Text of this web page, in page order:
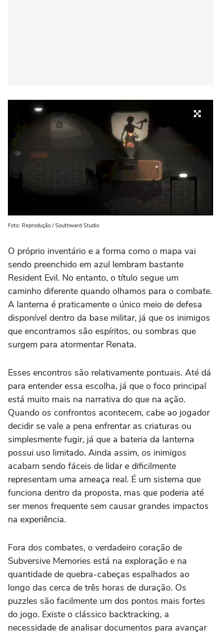
Foto: Reprodução / Southward Studio
O próprio inventário e a forma como o mapa vai
sendo preenchido em azul lembram bastante
Resident Evil. No entanto, o título segue um
caminho diferente quando olhamos para o combate.
A lanterna é praticamente o único meio de defesa
disponível dentro da base militar, já que os inimigos
que encontramos são espíritos, ou sombras que
surgem para atormentar Renata.
Esses encontros são relativamente pontuais. Até dá
para entender essa escolha, já que o foco principal
está muito mais na narrativa do que na ação.
Quando os confrontos acontecem, cabe ao jogador
decidir se vale a pena enfrentar as criaturas ou
simplesmente fugir, já que a bateria da lanterna
possui uso limitado. Ainda assim, os inimigos
acabam sendo fáceis de lidar e dificilmente
representam uma ameaça real. É um sistema que
funciona dentro da proposta, mas que poderia até
ser menos frequente sem causar grandes impactos
na experiência.
Fora dos combates, o verdadeiro coração de
Subversive Memories está na exploração e na
quantidade de quebra-cabeças espalhados ao
longo das cerca de três horas de duração. Os
puzzles são facilmente um dos pontos mais fortes
do jogo. Existe o clássico backtracking, a
necessidade de analisar documentos para avançar